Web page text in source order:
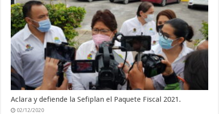
Aclara y defiende la Sefiplan el Paquete Fiscal 2021.
02/12/2020